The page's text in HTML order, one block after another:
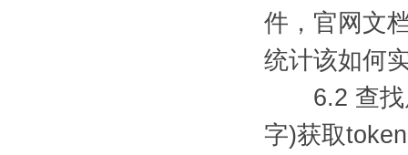
件，官网文
统计该如何
6.2 查找原
字)获取